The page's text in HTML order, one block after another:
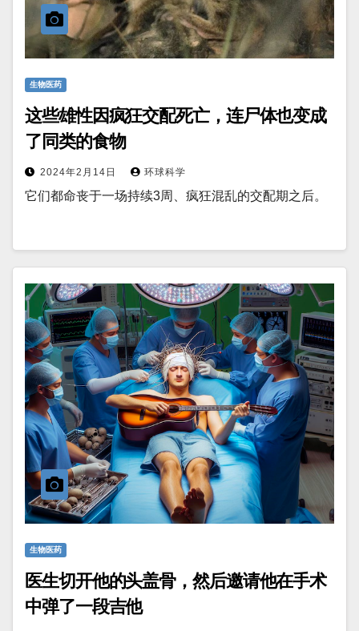
生物医药
这些雄性因疯狂交配死亡，连尸体也变成
了同类的食物
2024年2月14日 环球科学
它们都命丧于一场持续3周、疯狂混乱的交配期之后。
生物医药
医生切开他的头盖骨，然后邀请他在手术
中弹了一段吉他